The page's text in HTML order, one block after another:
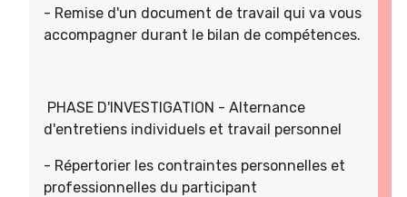
- Remise d'un document de travail qui va vous
accompagner durant le bilan de compétences.
PHASE D'INVESTIGATION - Alternance
d'entretiens individuels et travail personnel
- Répertorier les contraintes personnelles et
professionnelles du participant